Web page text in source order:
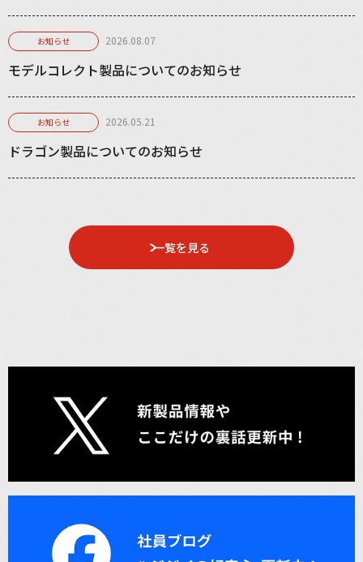
お知らせ 2026.08.07
モデルコレクト製品についてのお知らせ
お知らせ 2026.05.21
ドラゴン製品についてのお知らせ
一覧を見る